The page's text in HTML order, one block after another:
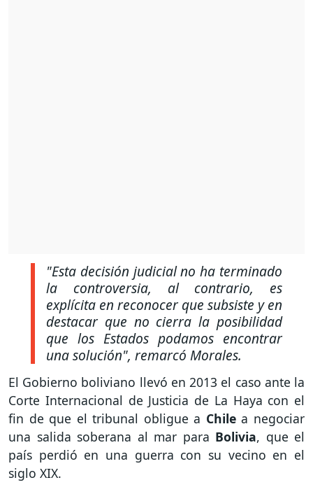
"Esta decisión judicial no ha terminado
la controversia, al contrario, es
explícita en reconocer que subsiste y en
destacar que no cierra la posibilidad
que los Estados podamos encontrar
una solución", remarcó Morales.
El Gobierno boliviano llevó en 2013 el caso ante la
Corte Internacional de Justicia de La Haya con el
fin de que el tribunal obligue a Chilea negociar
una salida soberana al mar para Bolivia, que el
país perdió en una guerra con su vecino en el
siglo XIX.